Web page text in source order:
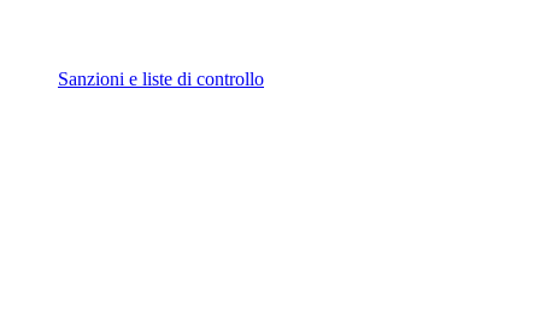
Sanzioni e liste di controllo